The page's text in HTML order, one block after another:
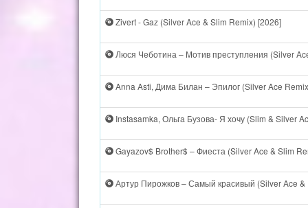
Zivert - Gaz (Silver Ace & Slim Remix) [2026]
Люся Чеботина – Мотив преступления (Silver
Anna Asti, Дима Билан – Эпилог (Silver Ace
Instasamka, Ольга Бузова- Я хочу (Slim & Silver
Gayazov$ Brother$ – Фиеста (Silver Ace & Slim
Артур Пирожков – Самый красивый (Silver Ace &